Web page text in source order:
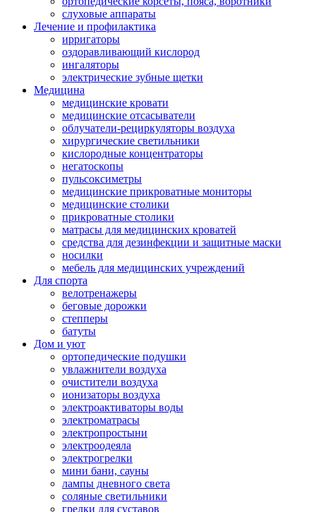
слуховые аппараты
Лечение и профилактика
ирригаторы
оздоравливающий кислород
ингаляторы
электрические зубные щетки
Медицина
медицинские кровати
медицинские отсасыватели
облучатели-рециркуляторы воздуха
хирургические светильники
кислородные концентраторы
негатоскопы
пульсоксиметры
медицинские прикроватные мониторы
медицинские столики
прикроватные столики
матрасы для медицинских кроватей
средства для дезинфекции и защитные маски
носилки
мебель для медицинских учреждений
Для спорта
велотренажеры
беговые дорожки
степперы
батуты
Дом и уют
ортопедические подушки
увлажнители воздуха
очистители воздуха
ионизаторы воздуха
электроактиваторы воды
электроматрасы
электропростыни
электроодеяла
электрогрелки
мини бани, сауны
лампы дневного света
соляные светильники
грелки для суставов